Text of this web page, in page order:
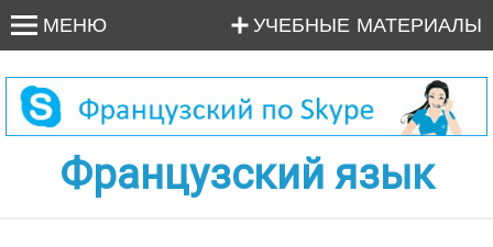
Французский язык
МЕНЮ УЧЕБНЫЕ МАТЕРИАЛЫ